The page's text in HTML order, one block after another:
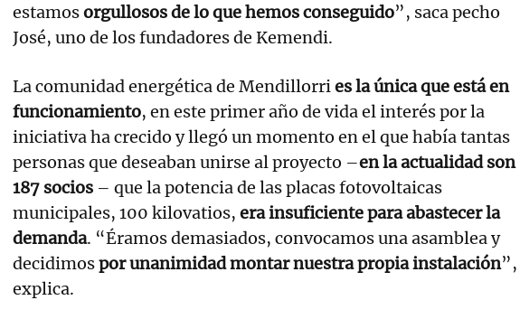
estamosorgullosos de lo que hemos conseguido”, saca pecho
José, uno de los fundadores de Kemendi.
La comunidad energética de Mendillorries la única que está en
funcionamiento, en este primer año de vida el interés por la
iniciativa ha crecido y llegó un momento en el que había tantas
personas que deseaban unirse al proyecto –en la actualidad son
187 socios – que la potencia de las placas fotovoltaicas
municipales, 100 kilovatios, era insuficiente para abastecer la
demanda. “Éramos demasiados, convocamos una asamblea y
decidimospor unanimidad montar nuestra propia instalación”,
explica.